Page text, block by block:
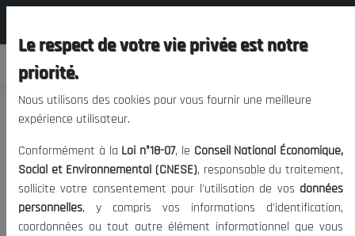
Nous vous prions de nous
excuser, mais l'accès à ce
contenu est restreint.
Le respect de votre vie privée est notre
priorité.
Nous utilisons des cookies pour vous fournir une meilleure
expérience utilisateur.
Conformément à la Loi n°18-07, le Conseil National Économique,
Social et Environnemental (CNESE), responsable du traitement,
sollicite votre consentement pour l'utilisation de vos données
personnelles, y compris vos informations d'identification,
coordonnées ou tout autre élément informationnel que vous